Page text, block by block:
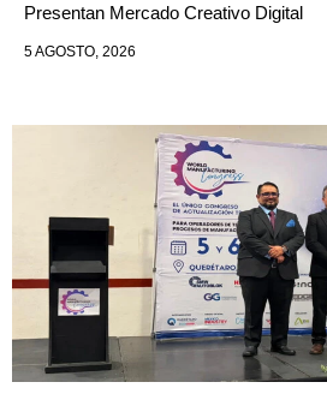
Presentan Mercado Creativo Digital
5 AGOSTO, 2026